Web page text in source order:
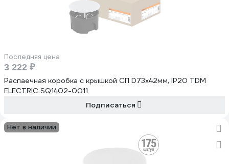
Последняя цена
3 222 ₽
Распаечная коробка с крышкой СП D73х42мм, IP20 TDM
ELECTRIC SQ1402-0011
Подписаться
Нет в наличии